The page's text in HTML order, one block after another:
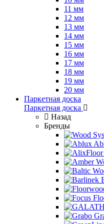
11 мм
12 мм
13 мм
14 мм
15 мм
16 мм
17 мм
18 мм
19 мм
20 мм
Паркетная доска
Паркетная доска
Назад
Бренды